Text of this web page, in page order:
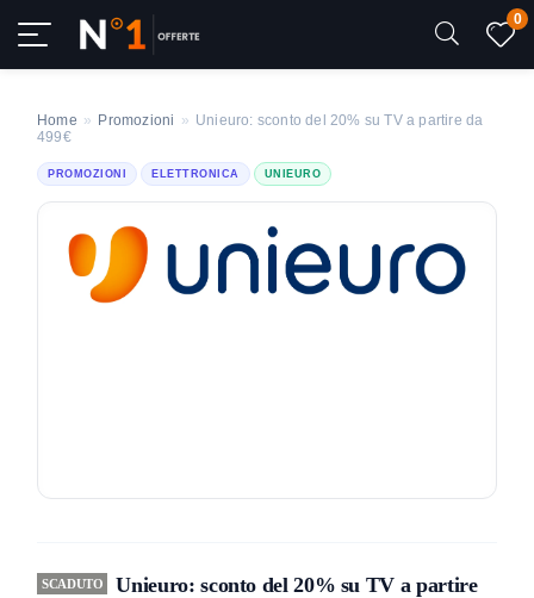
0
Home » Promozioni » Unieuro: sconto del 20% su TV a partire da
499€
PROMOZIONI ELETTRONICA UNIEURO
SCADUTO
Unieuro: sconto del 20% su TV a partire